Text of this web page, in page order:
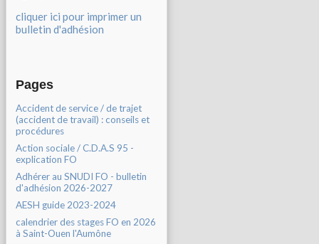
cliquer ici pour imprimer un
bulletin d'adhésion
Pages
Accident de service / de trajet
(accident de travail) : conseils et
procédures
Action sociale / C.D.A.S 95 -
explication FO
Adhérer au SNUDI FO - bulletin
d'adhésion 2026-2027
AESH guide 2023-2024
calendrier des stages FO en 2026
à Saint-Ouen l'Aumône